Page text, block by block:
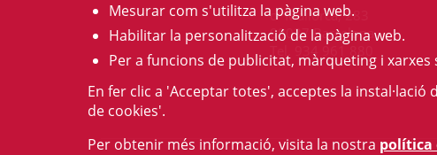
c/ Mallorca, 283
08037 Barcelona
Tel. 934 961 880
Mesurar com s'utilitza la pàgina web.
Habilitar la personalització de la pàgina web.
Per a funcions de publicitat, màrqueting i xarxes
En fer clic a 'Acceptar totes', acceptes la
de cookies'.
Per obtenir més informació, visita la nostra política